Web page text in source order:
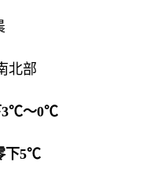
北部
3℃～0℃
下5℃